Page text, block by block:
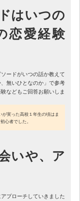
はいつの
恋愛経験
ードがいつの話か教えて
無いひとなのか」で参考
などもご回答お願いしま
実った高校１年生の頃はま
心者でした。
いや、ア
プローチしていきました